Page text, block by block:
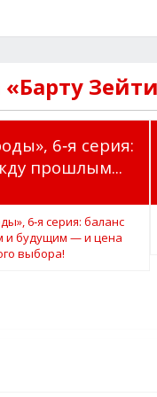
«Барту
6‑я серия:
прошлым...